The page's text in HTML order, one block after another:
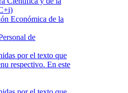
Económica de la
de